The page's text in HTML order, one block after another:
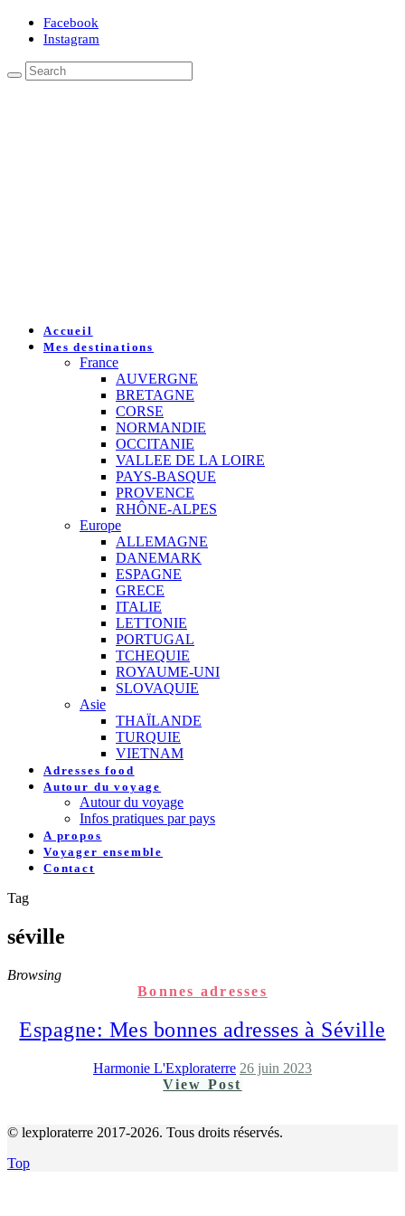
Facebook
Instagram
Accueil
Mes destinations
France
AUVERGNE
BRETAGNE
CORSE
NORMANDIE
OCCITANIE
VALLEE DE LA LOIRE
PAYS-BASQUE
PROVENCE
RHÔNE-ALPES
Europe
ALLEMAGNE
DANEMARK
ESPAGNE
GRECE
ITALIE
LETTONIE
PORTUGAL
TCHEQUIE
ROYAUME-UNI
SLOVAQUIE
Asie
THAÏLANDE
TURQUIE
VIETNAM
Adresses food
Autour du voyage
Autour du voyage
Infos pratiques par pays
A propos
Voyager ensemble
Contact
Tag
séville
Browsing
Bonnes adresses
Espagne: Mes bonnes adresses à Séville
Harmonie L'Exploraterre 26 juin 2023
View Post
© lexploraterre 2017-2026. Tous droits réservés.
Top